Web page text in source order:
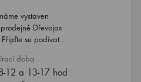
vystaven
Dřevojas
se podívat..
doba
12 a 13-17 hod